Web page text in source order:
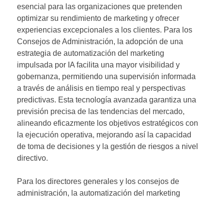
esencial para las organizaciones que pretenden
optimizar su rendimiento de marketing y ofrecer
experiencias excepcionales a los clientes. Para los
Consejos de Administración, la adopción de una
estrategia de automatización del marketing
impulsada por IA facilita una mayor visibilidad y
gobernanza, permitiendo una supervisión informada
a través de análisis en tiempo real y perspectivas
predictivas. Esta tecnología avanzada garantiza una
previsión precisa de las tendencias del mercado,
alineando eficazmente los objetivos estratégicos con
la ejecución operativa, mejorando así la capacidad
de toma de decisiones y la gestión de riesgos a nivel
directivo.
Para los directores generales y los consejos de
administración, la automatización del marketing